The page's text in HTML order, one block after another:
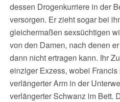
dessen Drogenkurriere in der
versorgen. Er zieht sogar bei
gleichermaßen sexsüchtigen
von den Damen, nach denen
dann nicht ertragen kann. Ihr
einziger Exzess, wobei
verlängerter Arm in der
verlängerter Schwanz im Bett.